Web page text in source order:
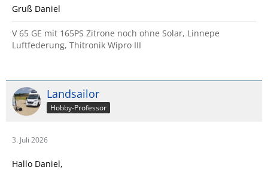
Gruß Daniel
V 65 GE mit 165PS Zitrone noch ohne Solar, Linnepe
Luftfederung, Thitronik Wipro III
Landsailor
Hobby-Professor
3. Juli 2026
Hallo Daniel,